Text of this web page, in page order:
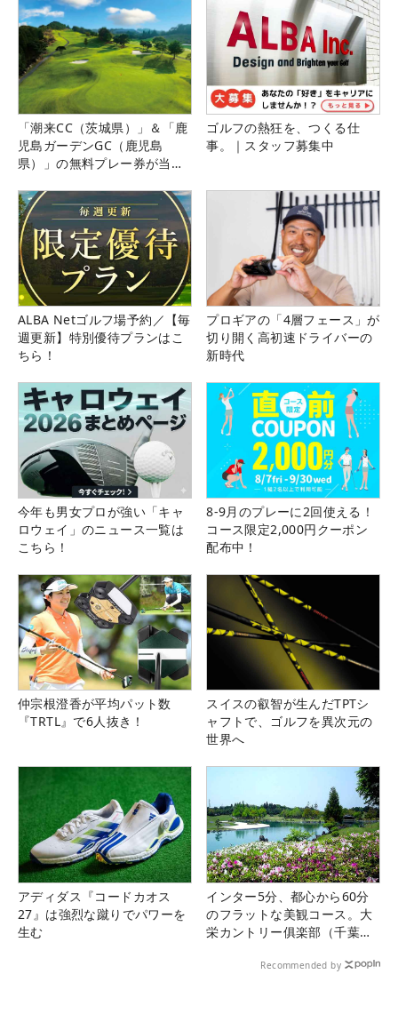
「潮来CC（茨城県）」＆「鹿
児島ガーデンGC（鹿児島
県）」の無料プレー券が当た
ゴルフの熱狂を、つくる仕
事。｜スタッフ募集中
ALBA Netゴルフ場予約／【毎
週更新】特別優待プランはこ
ちら！
プロギアの「4層フェース」が
切り開く高初速ドライバーの
新時代
今年も男女プロが強い「キャ
ロウェイ」のニュース一覧は
こちら！
8-9月のプレーに2回使える！
コース限定2,000円クーポン
配布中！
仲宗根澄香が平均パット数
『TRTL』で6人抜き！
スイスの叡智が生んだTPTシ
ャフトで、ゴルフを異次元の
世界へ
アディダス『コードカオス
27』は強烈な蹴りでパワーを
生む
インター5分、都心から60分
のフラットな美観コース。大
栄カントリー俱楽部（千葉
Recommended by